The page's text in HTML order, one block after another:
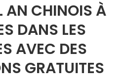
AN CHINOIS À
DANS LES
AVEC DES
GRATUITES